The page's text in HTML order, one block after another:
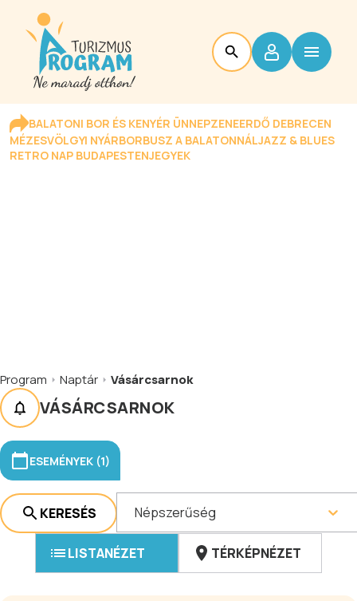
BALATONI BOR ÉS KENYÉR ÜNNEPZENEERDŐ DEBRECEN
MÉZESVÖLGYI NYÁRBORBUSZ A BALATONNÁLJAZZ & BLUES
RETRO NAP BUDAPESTENJEGYEK
Program Naptár Vásárcsarnok
VÁSÁRCSARNOK
ESEMÉNYEK (1)
KERESÉS Népszerűség
LISTANÉZET TÉRKÉPNÉZET